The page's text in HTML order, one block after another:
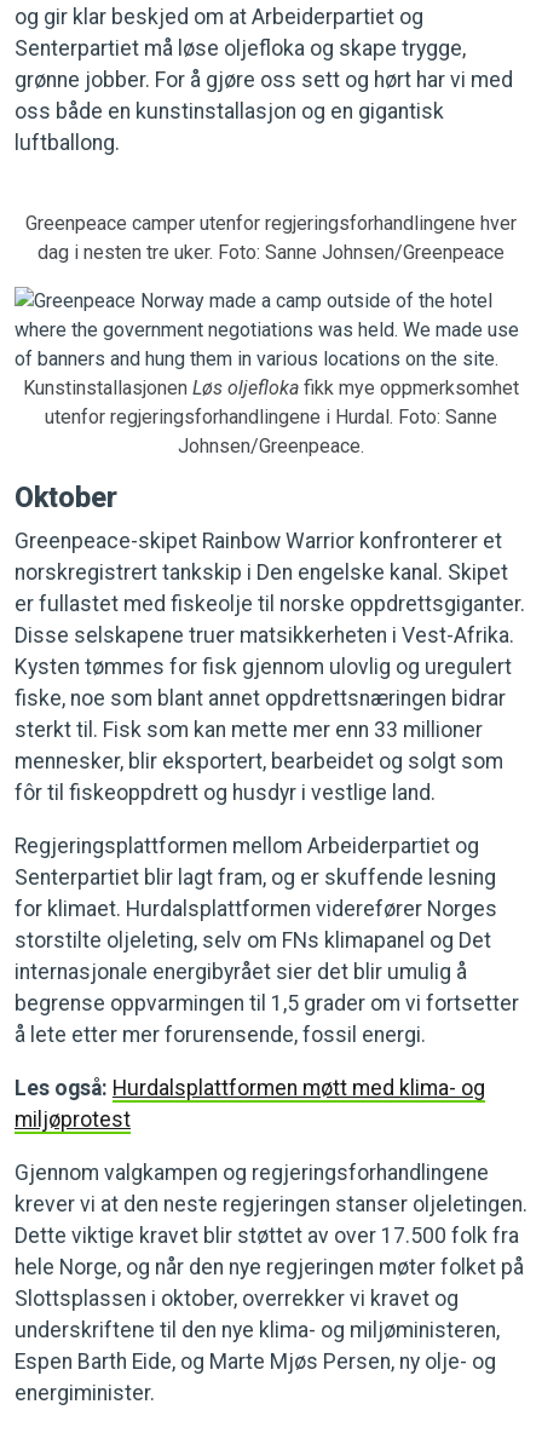
og gir klar beskjed om at Arbeiderpartiet og
Senterpartiet må løse oljefloka og skape trygge,
grønne jobber. For å gjøre oss sett og hørt har vi med
oss både en kunstinstallasjon og en gigantisk
luftballong.
Greenpeace camper utenfor regjeringsforhandlingene hver
dag i nesten tre uker. Foto: Sanne Johnsen/Greenpeace
Kunstinstallasjonen Løs oljefloka fikk mye oppmerksomhet
utenfor regjeringsforhandlingene i Hurdal. Foto: Sanne
Johnsen/Greenpeace.
Oktober
Greenpeace-skipet Rainbow Warrior konfronterer et
norskregistrert tankskip i Den engelske kanal. Skipet
er fullastet med fiskeolje til norske oppdrettsgiganter.
Disse selskapene truer matsikkerheten i Vest-Afrika.
Kysten tømmes for fisk gjennom ulovlig og uregulert
fiske, noe som blant annet oppdrettsnæringen bidrar
sterkt til. Fisk som kan mette mer enn 33 millioner
mennesker, blir eksportert, bearbeidet og solgt som
fôr til fiskeoppdrett og husdyr i vestlige land.
Regjeringsplattformen mellom Arbeiderpartiet og
Senterpartiet blir lagt fram, og er skuffende lesning
for klimaet. Hurdalsplattformen viderefører Norges
storstilte oljeleting, selv om FNs klimapanel og Det
internasjonale energibyrået sier det blir umulig å
begrense oppvarmingen til 1,5 grader om vi fortsetter
å lete etter mer forurensende, fossil energi.
Les også: Hurdalsplattformen møtt med klima- og
miljøprotest
Gjennom valgkampen og regjeringsforhandlingene
krever vi at den neste regjeringen stanser oljeletingen.
Dette viktige kravet blir støttet av over 17.500 folk fra
hele Norge, og når den nye regjeringen møter folket på
Slottsplassen i oktober, overrekker vi kravet og
underskriftene til den nye klima- og miljøministeren,
Espen Barth Eide, og Marte Mjøs Persen, ny olje- og
energiminister.